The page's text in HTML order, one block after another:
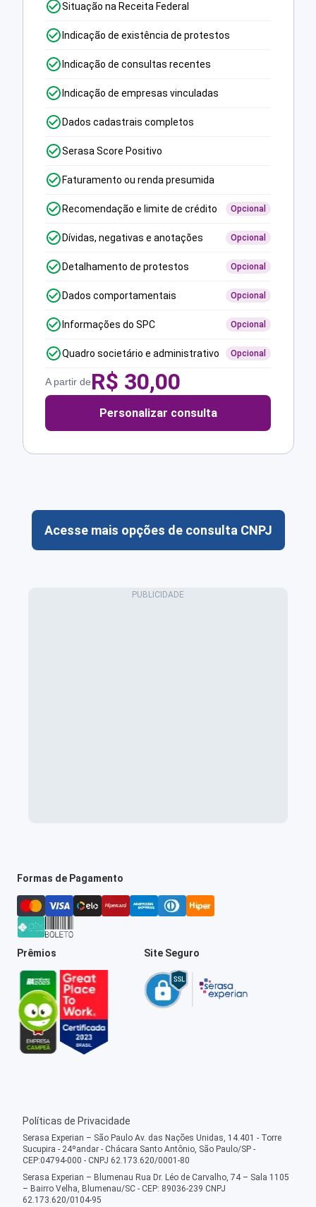
Situação na Receita Federal
Indicação de existência de protestos
Indicação de consultas recentes
Indicação de empresas vinculadas
Dados cadastrais completos
Serasa Score Positivo
Faturamento ou renda presumida
Recomendação e limite de crédito Opcional
Dívidas, negativas e anotações Opcional
Detalhamento de protestos Opcional
Dados comportamentais Opcional
Informações do SPC Opcional
Quadro societário e administrativo Opcional
A partir deR$ 30,00
Personalizar consulta
Acesse mais opções de consulta CNPJ
Formas de Pagamento
Prêmios Site Seguro
Políticas de Privacidade
Serasa Experian – São Paulo Av. das Nações Unidas, 14.401 - Torre
Sucupira - 24ºandar - Chácara Santo Antônio, São Paulo/SP -
CEP:04794-000 - CNPJ 62.173.620/0001-80
Serasa Experian – Blumenau Rua Dr. Léo de Carvalho, 74 – Sala 1105
– Bairro Velha, Blumenau/SC - CEP: 89036-239 CNPJ
62.173.620/0104-95